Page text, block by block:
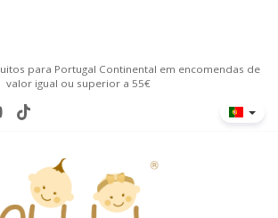
para Portugal Continental em encomendas de
valor igual ou superior a 55€